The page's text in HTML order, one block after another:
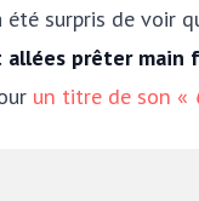
été surpris de voir
allées prêter main
un titre de son «